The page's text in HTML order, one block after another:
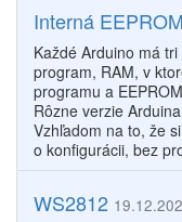
Interná EEPROM
Každé Arduino má
program, RAM, v
programu a
Rôzne verzie
Vzhľadom na to, že
o konfigurácii, bez
WS2812